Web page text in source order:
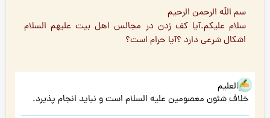
سم اللَه الرحمن الرحیم
سلام علیکم.آیا کف زدن در مجالس اهل بیت علیهم السلام
اشکال شرعی دارد ؟آیا حرام است؟
هوالعلیم
خلاف شئون معصومین علیه السلام است و نباید انجام پذیرد.